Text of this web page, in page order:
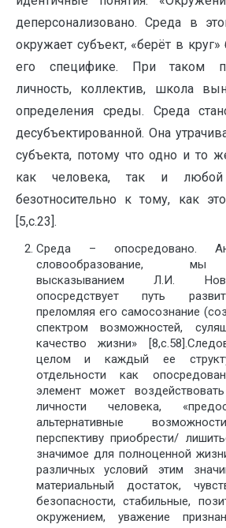
деперсонализовано. Среда в
окружает субъект, «берёт в круг»
его специфике. При таком
личность, коллектив, школа
определения среды. Среда
десубъектированной. Она
субъекта, потому что одно и то
как человека, так и любой
безотносительно к тому, как
[5,с.23].
Среда – опосредовано.
словообразование, мы
высказыванием Л.И.
опосредствует путь
преломляя его самосознание
спектром возможностей,
качество жизни»
целом и каждый ее
отдельности как
элемент может
личности человека,
альтернативные
перспективу приобрести/
значимое для полноценной
различных условий этим
материальный достаток,
безопасности, стабильные,
окружением, уважение